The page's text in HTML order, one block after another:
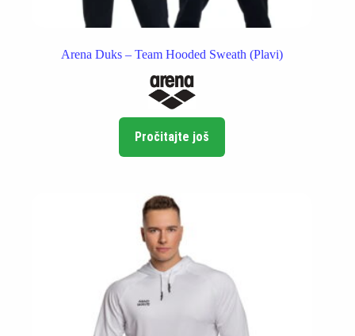
Arena Duks – Team Hooded Sweath (Plavi)
Pročitajte još